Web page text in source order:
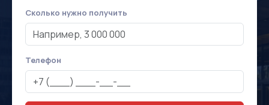
Сколько нужно получить
Телефон